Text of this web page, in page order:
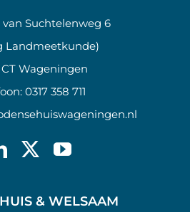
van Suchtelenweg 6
Landmeetkunde)
Wageningen
0317 358 711
& WELSAAM